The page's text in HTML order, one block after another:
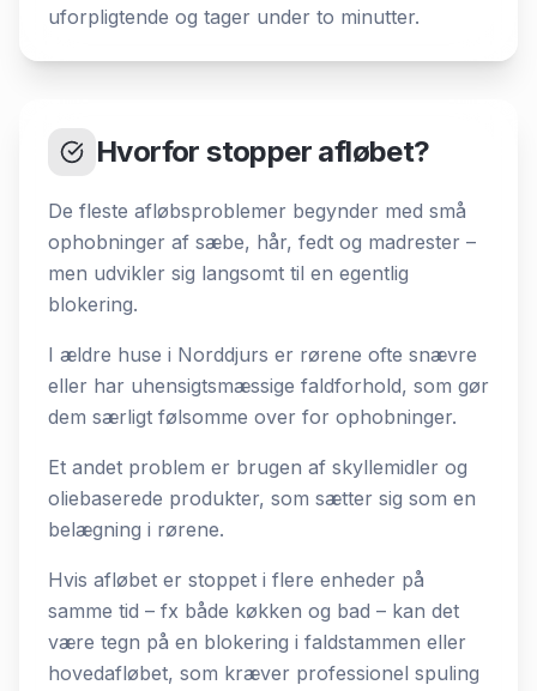
uforpligtende og tager under to minutter.
Hvorfor stopper afløbet?
De fleste afløbsproblemer begynder med små
ophobninger af sæbe, hår, fedt og madrester –
men udvikler sig langsomt til en egentlig
blokering.
I ældre huse i Norddjurs er rørene ofte snævre
eller har uhensigtsmæssige faldforhold, som gør
dem særligt følsomme over for ophobninger.
Et andet problem er brugen af skyllemidler og
oliebaserede produkter, som sætter sig som en
belægning i rørene.
Hvis afløbet er stoppet i flere enheder på
samme tid – fx både køkken og bad – kan det
være tegn på en blokering i faldstammen eller
hovedafløbet, som kræver professionel spuling